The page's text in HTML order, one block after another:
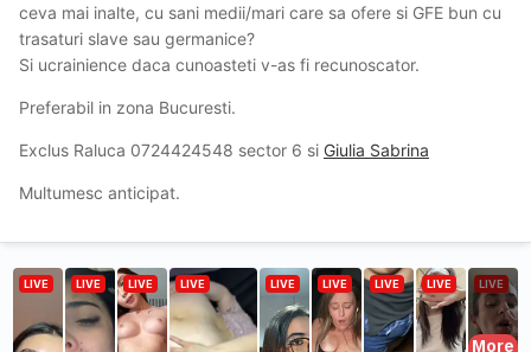
ceva mai inalte, cu sani medii/mari care sa ofere si GFE bun cu
trasaturi slave sau germanice?
Si ucrainience daca cunoasteti v-as fi recunoscator.
Preferabil in zona Bucuresti.
Exclus Raluca 0724424548 sector 6 si Giulia Sabrina
Multumesc anticipat.